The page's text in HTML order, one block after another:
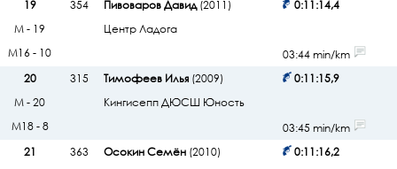
19 354 Пивоваров Давид(2011)
Центр Ладога
0:11:14,4
М - 19
М16 - 10
03:44 min/km
20
315 Тимофеев Илья(2009)
Кингисепп ДЮСШ Юность
0:11:15,9
М - 20
М18 - 8
03:45 min/km
21
363 Осокин Семён(2010)
0:11:16,2